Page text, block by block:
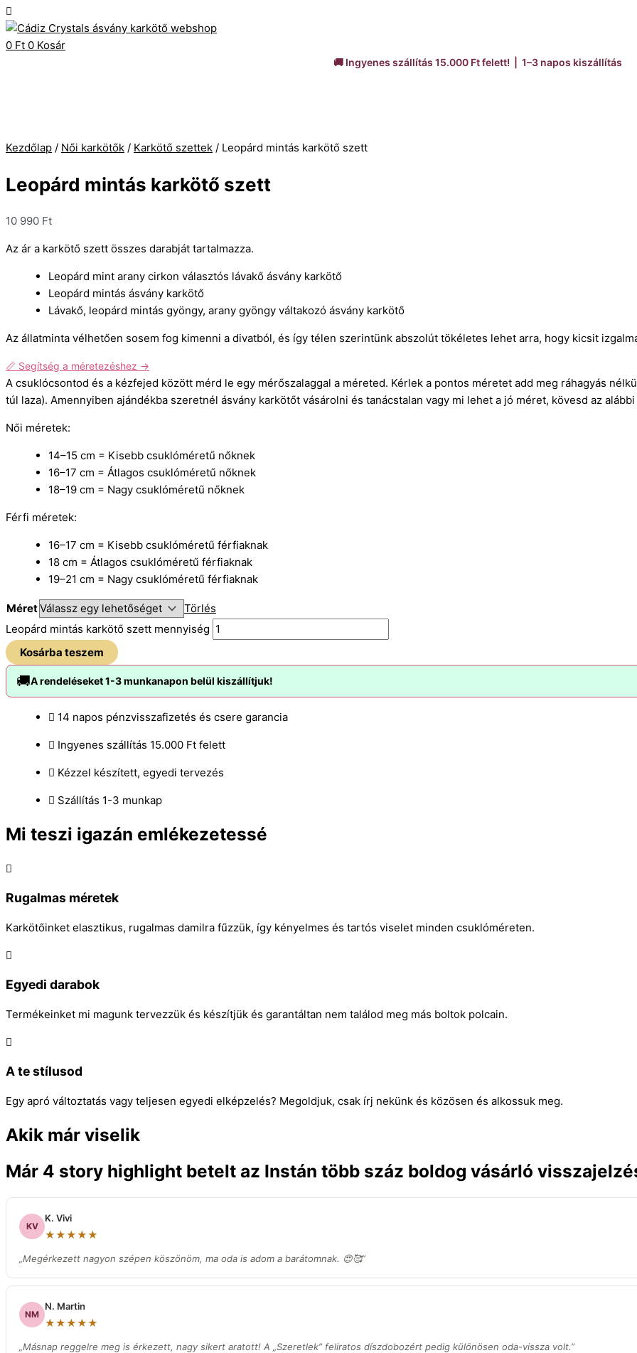
0 Ft 0 Kosár
🚚 Ingyenes szállítás 15.000 Ft felett! | 1–3 napos kiszállítás
Kezdőlap / Női karkötők / Karkötő szettek / Leopárd mintás karkötő szett
Leopárd mintás karkötő szett
10 990 Ft
Az ár a karkötő szett összes darabját tartalmazza.
Leopárd mint arany cirkon választós lávakő ásvány karkötő
Leopárd mintás ásvány karkötő
Lávakő, leopárd mintás gyöngy, arany gyöngy váltakozó ásvány karkötő
Az állatminta vélhetően sosem fog kimenni a divatból, és így télen szerintünk abszolút tökéletes lehet arra, hogy kicsit
📏 Segítség a méretezéshez →
A csuklócsontod és a kézfejed között mérd le egy mérőszalaggal a méreted. Kérlek a pontos méretet add meg ráhagyás
túl laza). Amennyiben ajándékba szeretnél ásvány karkötőt vásárolni és tanácstalan vagy mi lehet a jó méret, kövesd az
Női méretek:
14–15 cm = Kisebb csuklóméretű nőknek
16–17 cm = Átlagos csuklóméretű nőknek
18–19 cm = Nagy csuklóméretű nőknek
Férfi méretek:
16–17 cm = Kisebb csuklóméretű férfiaknak
18 cm = Átlagos csuklóméretű férfiaknak
19–21 cm = Nagy csuklóméretű férfiaknak
Méret
Törlés
Leopárd mintás karkötő szett mennyiség
Kosárba teszem
🚚A rendeléseket 1-3 munkanapon belül kiszállítjuk!
14 napos pénzvisszafizetés és csere garancia
Ingyenes szállítás 15.000 Ft felett
Kézzel készített, egyedi tervezés
Szállítás 1-3 munkap
Mi teszi igazán emlékezetessé
Rugalmas méretek
Karkötőinket elasztikus, rugalmas damilra fűzzük, így kényelmes és tartós viselet minden csuklóméreten.
Egyedi darabok
Termékeinket mi magunk tervezzük és készítjük és garantáltan nem találod meg más boltok polcain.
A te stílusod
Egy apró változtatás vagy teljesen egyedi elképzelés? Megoldjuk, csak írj nekünk és közösen és alkossuk meg.
Akik már viselik
Már 4 story highlight betelt az Instán több száz boldog vásárló
KV
K. Vivi
★★★★★
„Megérkezett nagyon szépen köszönöm, ma oda is adom a barátomnak. 😍🥰”
NM
N. Martin
★★★★★
„Másnap reggelre meg is érkezett, nagy sikert aratott! A „Szeretlek” feliratos díszdobozért pedig különösen oda-vissza volt.”